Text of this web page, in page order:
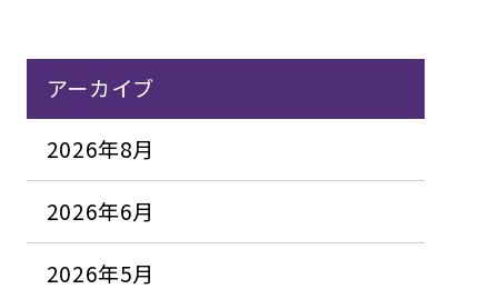
アーカイブ
2026年8月
2026年6月
2026年5月